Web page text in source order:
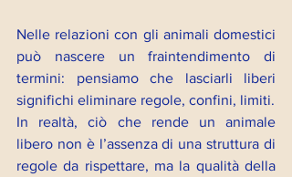
Nelle relazioni con gli animali domestici
può nascere un fraintendimento di
termini: pensiamo che lasciarli liberi
significhi eliminare regole, confini, limiti.
In realtà, ciò che rende un animale
libero non è l’assenza di una struttura di
regole da rispettare, ma la qualità della